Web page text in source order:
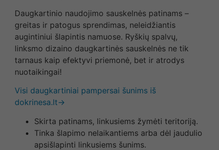
Daugkartinio naudojimo sauskelnės patinams –
greitas ir patogus sprendimas, neleidžiantis
augintiniui šlapintis namuose. Ryškių spalvų,
linksmo dizaino daugkartinės sauskelnės ne tik
tarnaus kaip efektyvi priemonė, bet ir atrodys
nuotaikingai!
Visi daugkartiniai pampersai šunims iš
dokrinesa.lt→
Skirta patinams, linkusiems žymėti teritoriją.
Tinka šlapimo nelaikantiems arba dėl jaudulio
apsišlapinti linkusiems šunims.